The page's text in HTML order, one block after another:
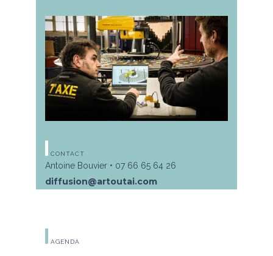
CONTACT
Antoine Bouvier • 07 66 65 64 26
diffusion@artoutai.com
AGENDA